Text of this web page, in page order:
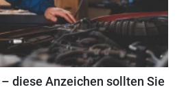
diese Anzeichen sollten Sie